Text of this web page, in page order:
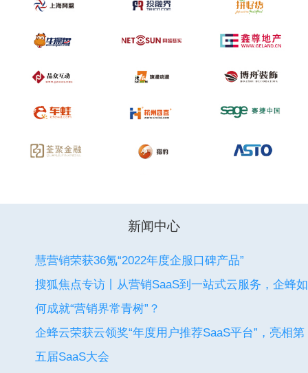
新闻中心
慧营销荣获36氪“2022年度企服口碑产品”
搜狐焦点专访丨从营销SaaS到一站式云服务，企蜂如
何成就“营销界常青树”？
企蜂云荣获云领奖“年度用户推荐SaaS平台”，亮相第
五届SaaS大会